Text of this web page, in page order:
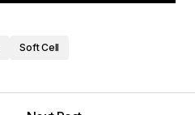
Soft Cell